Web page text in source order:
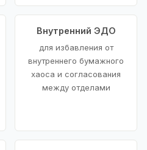
Внутренний ЭДО
для избавления от
внутреннего бумажного
хаоса и согласования
между отделами